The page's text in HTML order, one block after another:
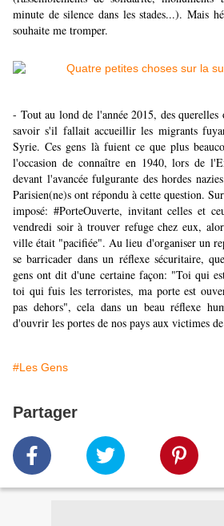
minute de silence dans les stades...). Mais
souhaite me tromper.
- Tout au lond de l'année 2015, des
savoir s'il fallait accueillir les migrants
Syrie. Ces gens là fuient ce que plus
l'occasion de connaître en 1940, lors de
devant l'avancée fulgurante des hordes
Parisien(ne)s ont répondu à cette question.
imposé: #PorteOuverte, invitant celles et
vendredi soir à trouver refuge chez eux,
ville était "pacifiée". Au lieu d'organiser un
se barricader dans un réflexe sécuritaire,
gens ont dit d'une certaine façon: "Toi qui
toi qui fuis les terroristes, ma porte est
pas dehors", cela dans un beau réflexe
d'ouvrir les portes de nos pays aux victimes
#Les Gens
Partager